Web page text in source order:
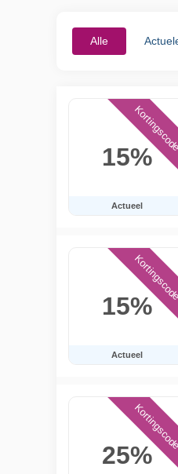
Alle
15%
Actueel
15%
Actueel
25%